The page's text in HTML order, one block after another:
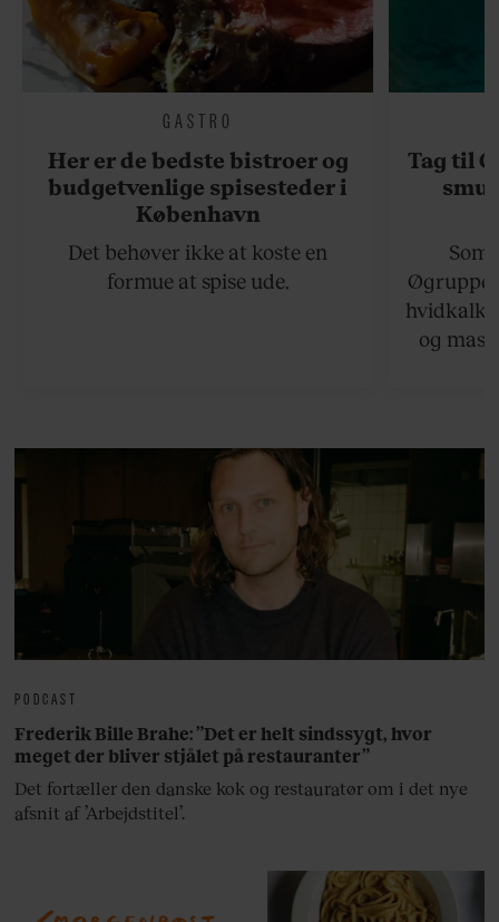
GASTRO
Her er de bedste bistroer og
budgetvenlige spisesteder i
København
Det behøver ikke at koste en
formue at spise ude.
Tag til
og
PODCAST
Frederik Bille Brahe: ”Det er helt sindssygt, hvor
meget der bliver stjålet på restauranter”
Det fortæller den danske kok og restauratør om i det nye
afsnit af ’Arbejdstitel’.